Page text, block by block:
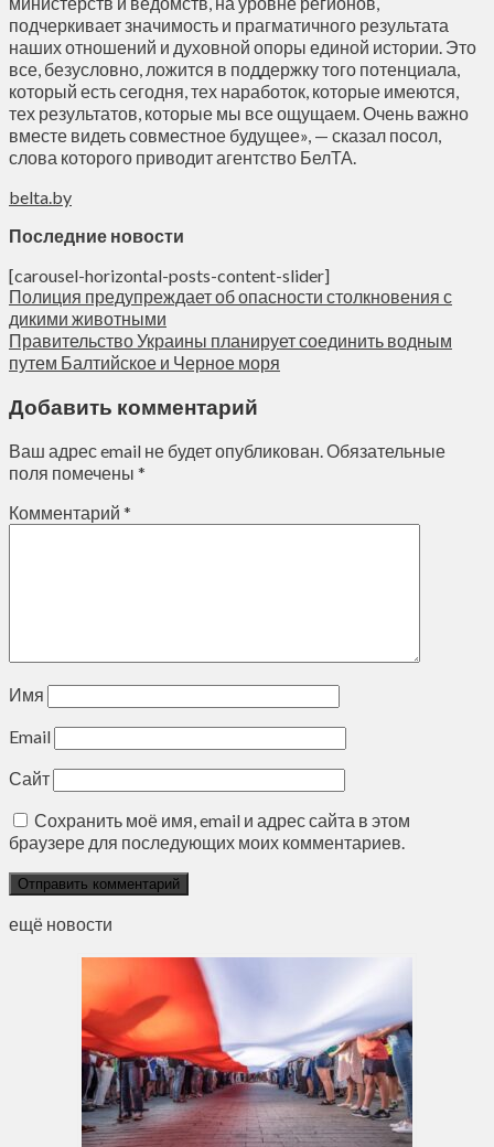
подчеркивает значимость и прагматичного результата
наших отношений и духовной опоры единой истории. Это
все, безусловно, ложится в поддержку того потенциала,
который есть сегодня, тех наработок, которые имеются,
тех результатов, которые мы все ощущаем. Очень важно
вместе видеть совместное будущее», — сказал посол,
слова которого приводит агентство БелТА.
belta.by
Последние новости
[carousel-horizontal-posts-content-slider]
Полиция предупреждает об опасности столкновения с
дикими животными
Правительство Украины планирует соединить водным
путем Балтийское и Черное моря
Добавить комментарий
Ваш адрес email не будет опубликован.Обязательные
поля помечены *
Комментарий *
Имя
Email
Сайт
Сохранить моё имя, email и адрес сайта в этом
браузере для последующих моих комментариев.
ещё новости